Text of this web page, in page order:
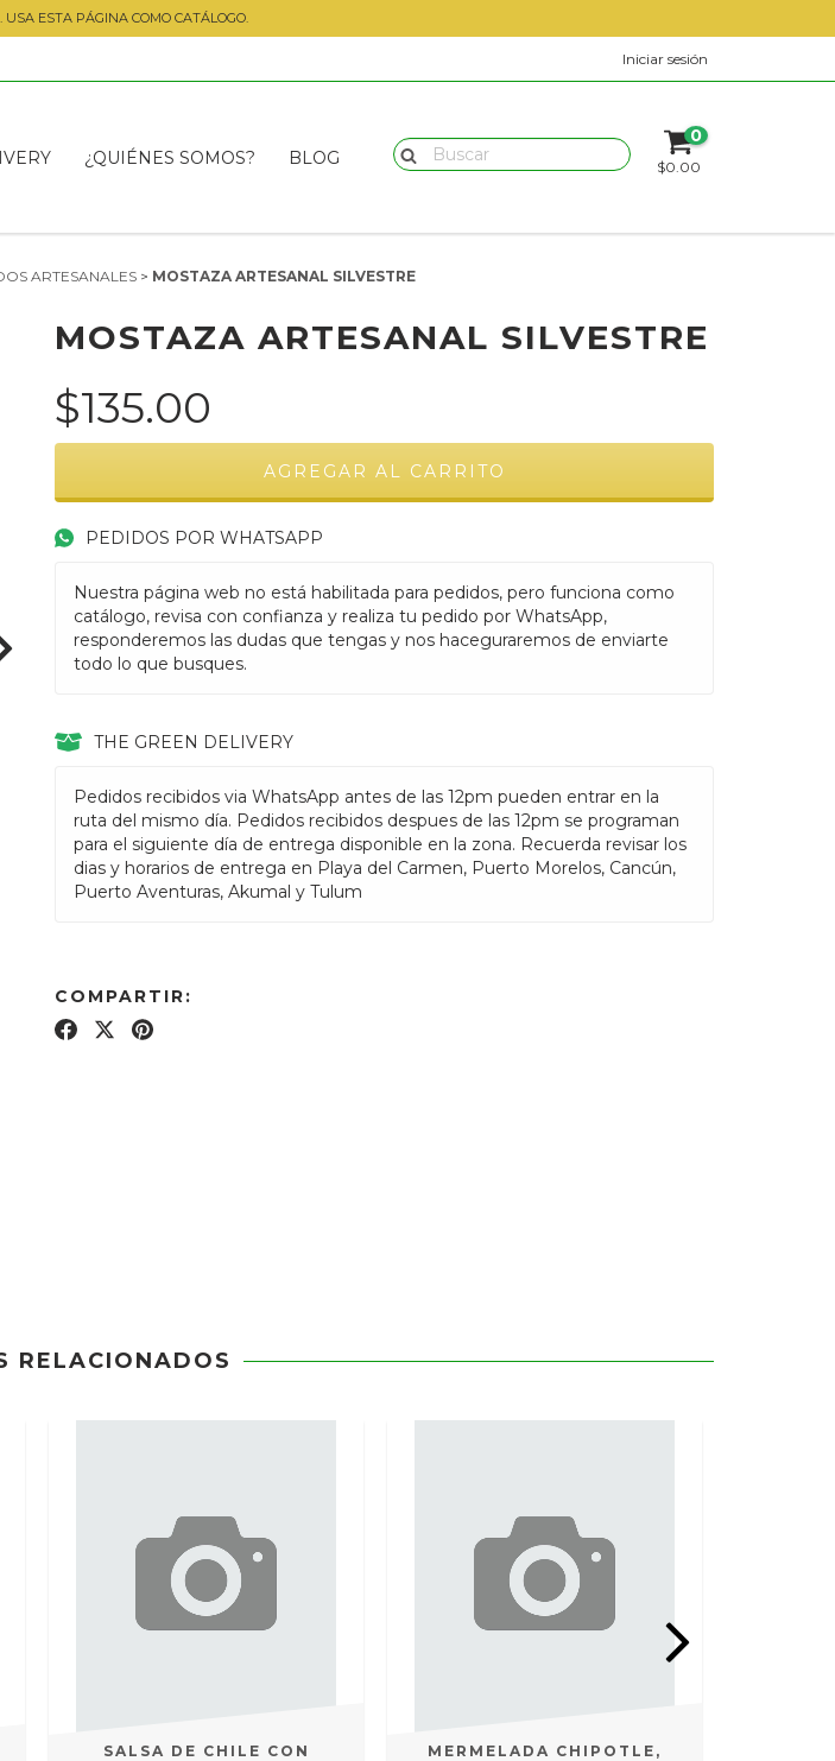
ESTA PÁGINA COMO CATÁLOGO.
Iniciar sesión
¿QUIÉNES SOMOS? BLOG
0
$0.00
ARTESANALES > MOSTAZA ARTESANAL SILVESTRE
MOSTAZA ARTESANAL SILVESTRE
$135.00
PEDIDOS POR WHATSAPP
Nuestra página web no está habilitada para pedidos, pero funciona como
catálogo, revisa con confianza y realiza tu pedido por WhatsApp,
responderemos las dudas que tengas y nos haceguraremos de enviarte
todo lo que busques.
THE GREEN DELIVERY
Pedidos recibidos via WhatsApp antes de las 12pm pueden entrar en la
ruta del mismo día. Pedidos recibidos despues de las 12pm se programan
para el siguiente día de entrega disponible en la zona. Recuerda revisar los
dias y horarios de entrega en Playa del Carmen, Puerto Morelos, Cancún,
Puerto Aventuras, Akumal y Tulum
COMPARTIR:
RELACIONADOS
SALSA DE CHILE CON
MERMELADA CHIPOTLE,